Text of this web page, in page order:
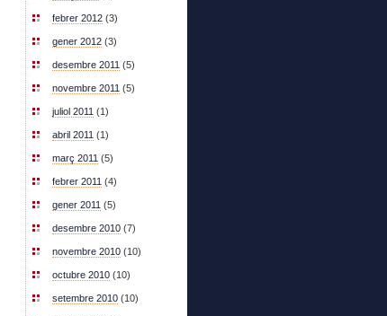
febrer 2012 (3)
gener 2012 (3)
desembre 2011 (5)
novembre 2011 (5)
juliol 2011 (1)
abril 2011 (1)
març 2011 (5)
febrer 2011 (4)
gener 2011 (5)
desembre 2010 (7)
novembre 2010 (10)
octubre 2010 (10)
setembre 2010 (10)